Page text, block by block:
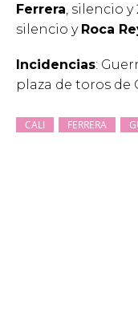
Ferrera , silencio
silencio y Roca
Incidencias:
plaza de toros de
CALI FERRERA